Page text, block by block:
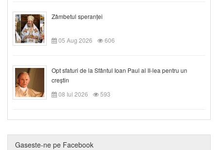
Zâmbetul speranței
05 Aug 2026 606
Opt sfaturi de la Sfântul Ioan Paul al II-lea pentru un
creștin
08 Iul 2026
593
Gaseste-ne pe Facebook